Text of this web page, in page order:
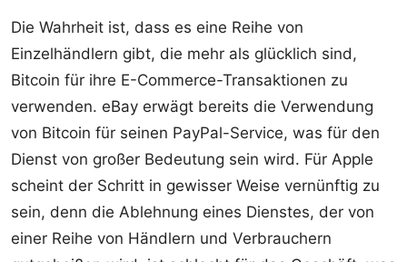
Die Wahrheit ist, dass es eine Reihe von
Einzelhändlern gibt, die mehr als glücklich sind,
Bitcoin für ihre E-Commerce-Transaktionen zu
verwenden. eBay erwägt bereits die Verwendung
von Bitcoin für seinen PayPal-Service, was für den
Dienst von großer Bedeutung sein wird. Für Apple
scheint der Schritt in gewisser Weise vernünftig zu
sein, denn die Ablehnung eines Dienstes, der von
einer Reihe von Händlern und Verbrauchern